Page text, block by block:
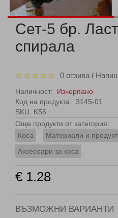
Сет-5 бр.
спирала
0 отзива /
Наличност: Изчерпано
Код на продукта:
3145-01
SKU: K56
Още продукти от категория:
Коса
Материали и
Аксесоари за коса
€ 1.28
ВЪЗМОЖНИ ВАРИАНТИ